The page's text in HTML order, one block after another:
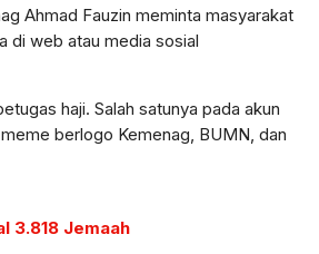
Ahmad Fauzin meminta masyarakat
di web atau media sosial
haji. Salah satunya pada akun
berlogo Kemenag, BUMN, dan
3.818 Jemaah